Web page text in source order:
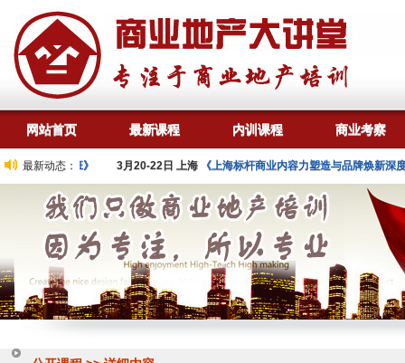
网站首页 最新课程 内训课程 商业考察
最新动态：
能特训班》 3月20-22日 上海《上海标杆商业内容力塑造与品牌焕新深度研